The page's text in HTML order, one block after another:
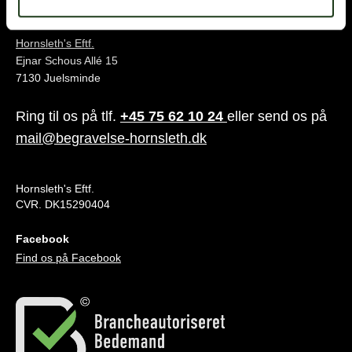
Hornsleth's Eftf.
Ejnar Schous Allé 15
7130 Juelsminde
Ring til os på tlf. +45 75 62 10 24 eller send os på
mail@begravelse-hornsleth.dk
Hornsleth's Eftf.
CVR. DK15290404
Facebook
Find os på Facebook